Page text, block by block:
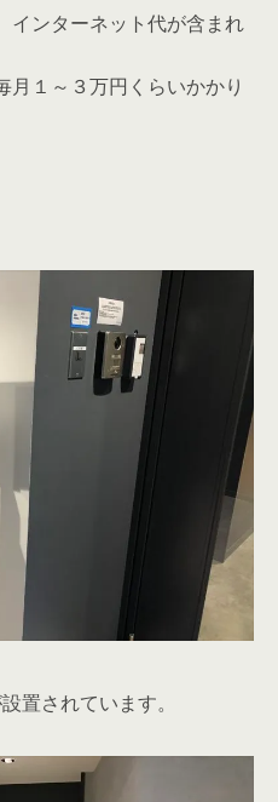
インターネット代が含まれ
１～３万円くらいかかり
置されています。